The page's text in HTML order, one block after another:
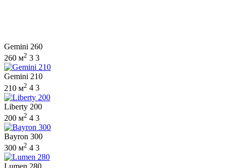
Gemini 260
260 м2 3 3
Gemini 210
210 м2 4 3
Liberty 200
200 м2 4 3
Bayron 300
300 м2 4 3